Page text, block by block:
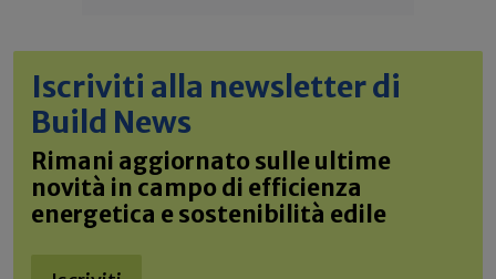
Iscriviti alla newsletter di
Build News
Rimani aggiornato sulle ultime
novità in campo di efficienza
energetica e sostenibilità edile